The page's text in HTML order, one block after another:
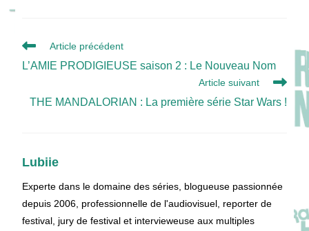
Read
articles
Article précédent
L’AMIE PRODIGIEUSE saison 2 : Le Nouveau Nom
Article suivant
THE MANDALORIAN : La première série Star Wars !
Lubiie
Experte dans le domaine des séries, blogueuse passionnée
depuis 2006, professionnelle de l'audiovisuel, reporter de
festival, jury de festival et intervieweuse aux multiples